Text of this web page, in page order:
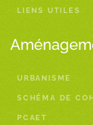
LIENS UTILES
URBANISME
SCHÉMA DE
PCAET